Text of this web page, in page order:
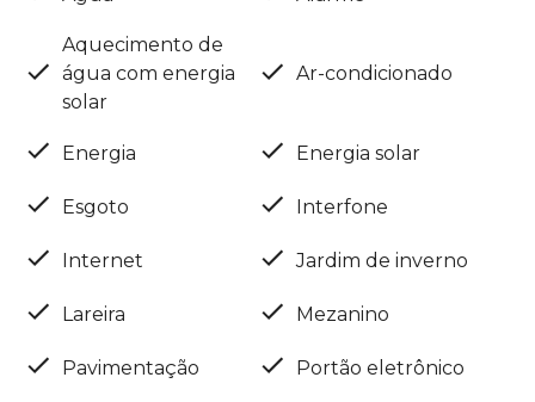
Aquecimento de
água com energia
solar
Ar-condicionado
Energia Energia solar
Esgoto Interfone
Internet Jardim de inverno
Lareira Mezanino
Pavimentação Portão eletrônico